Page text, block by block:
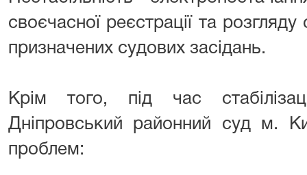
своєчасної реєстрації та
призначених судових засідань.
Крім того, під час
Дніпровський районний суд м.
проблем: